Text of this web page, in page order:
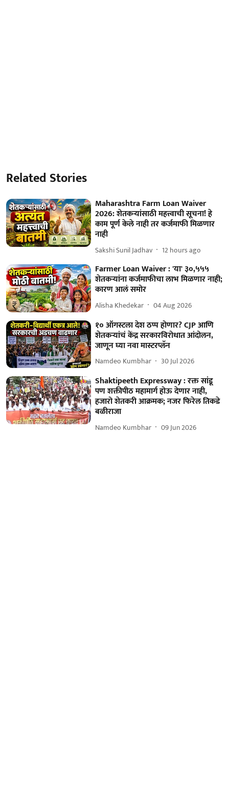
Related Stories
Maharashtra Farm Loan Waiver
2026: शेतकऱ्यांसाठी महत्त्वाची सूचना! हे
काम पूर्ण केले नाही तर कर्जमाफी मिळणार
नाही
Sakshi Sunil Jadhav 12 hours ago
Farmer Loan Waiver : 'या' ३०,५५५
शेतकऱ्यांना कर्जमाफीचा लाभ मिळणार नाही;
कारण आलं समोर
Alisha Khedekar 04 Aug 2026
१० ऑगस्टला देश ठप्प होणार? CJP आणि
शेतकऱ्यांचं केंद्र सरकारविरोधात आंदोलन,
जाणून घ्या नवा मास्टरप्लॅन
Namdeo Kumbhar 30 Jul 2026
Shaktipeeth Expressway : रक्त सांडू
पण शक्तीपीठ महामार्ग होऊ देणार नाही,
हजारो शेतकरी आक्रमक; नजर फिरेल तिकडे
बळीराजा
Namdeo Kumbhar 09 Jun 2026